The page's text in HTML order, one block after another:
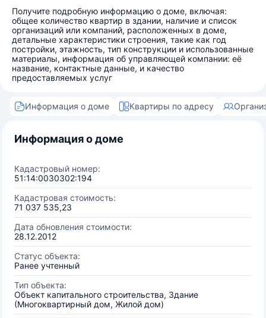
Получите подробную информацию о доме, включая:
общее количество квартир в здании, наличие и список
организаций или компаний, расположенных в доме,
детальные характеристики строения, такие как год
постройки, этажность, тип конструкции и использованные
материалы, информация об управляющей компании: её
название, контактные данные, и качество
предоставляемых услуг
Информация о доме Квартиры по адресу
Информация о доме
Кадастровый номер:
51:14:0030302:194
Кадастровая стоимость:
71 037 535,23
Дата обновления стоимости:
28.12.2012
Статус объекта:
Ранее учтенный
Тип объекта:
Объект капитального строительства, Здание
(Многоквартирный дом, Жилой дом)